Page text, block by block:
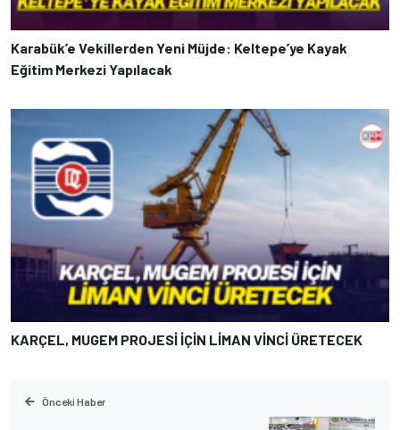
Karabük’e Vekillerden Yeni Müjde: Keltepe’ye Kayak
Eğitim Merkezi Yapılacak
KARÇEL, MUGEM PROJESİ İÇİN LİMAN VİNCİ ÜRETECEK
Önceki Haber